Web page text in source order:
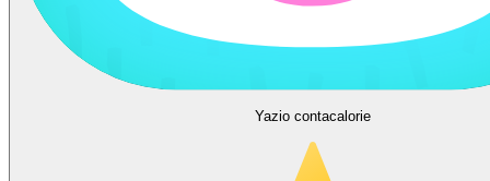
Yazio contacalorie